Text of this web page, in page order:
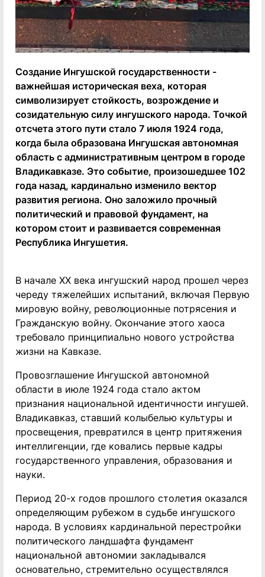
Создание Ингушской государственности -
важнейшая историческая веха, которая
символизирует стойкость, возрождение и
созидательную силу ингушского народа. Точкой
отсчета этого пути стало 7 июля 1924 года,
когда была образована Ингушская автономная
область с административным центром в городе
Владикавказе. Это событие, произошедшее 102
года назад, кардинально изменило вектор
развития региона. Оно заложило прочный
политический и правовой фундамент, на
котором стоит и развивается современная
Республика Ингушетия.
В начале XX века ингушский народ прошел через
череду тяжелейших испытаний, включая Первую
мировую войну, революционные потрясения и
Гражданскую войну. Окончание этого хаоса
требовало принципиально нового устройства
жизни на Кавказе.
Провозглашение Ингушской автономной
области в июле 1924 года стало актом
признания национальной идентичности ингушей.
Владикавказ, ставший колыбелью культуры и
просвещения, превратился в центр притяжения
интеллигенции, где ковались первые кадры
государственного управления, образования и
науки.
Период 20-х годов прошлого столетия оказался
определяющим рубежом в судьбе ингушского
народа. В условиях кардинальной перестройки
политического ландшафта фундамент
национальной автономии закладывался
основательно, стремительно осуществлялся